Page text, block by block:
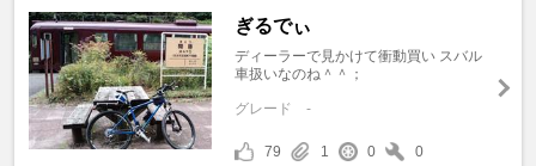
ぎるでぃ
ディーラーで見かけて衝動買い スバル
車扱いなのね＾＾；
グレード -
79 1 0 0